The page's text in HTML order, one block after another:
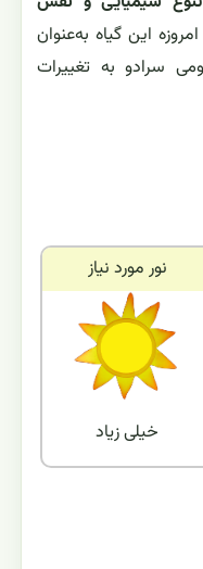
امروزه این گیاه به‌عنوان
سرادو به تغییرات
نور مورد نياز
خیلی زیاد